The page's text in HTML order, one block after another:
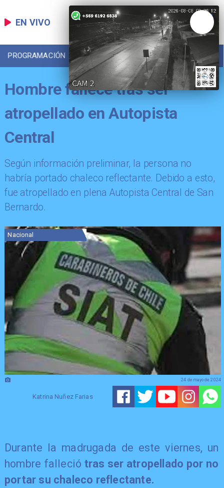
EN VIVO
PROGRAMACIÓN LOCAL DEPORTES
Hombre fallece tras ser
atropellado en Autopista
Central
Según información preliminar, la persona no
habría portado chaleco reflectante. Debido a esto,
fue atropellado en plena Autopista Central de San
Bernardo.
Nacional
Katrina Nuñez Farias
24 de mayo de 2024
Durante la madrugada de este viernes, un
hombre falleció tras ser atropellado por no
portar su chaleco reflectante.